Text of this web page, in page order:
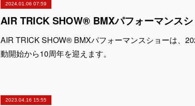
2024.01.06 07:59
AIR TRICK SHOW® BMXパフォーマンスショーは、
動開始から10周年を迎えます。
2023.04.16 15:55